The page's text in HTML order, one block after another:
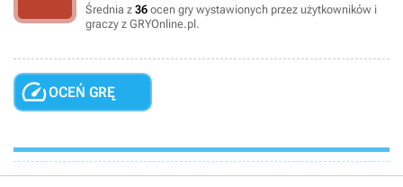
Średnia z 36 ocen gry wystawionych przez użytkowników i
graczy z GRYOnline.pl.
OCEŃ GRĘ